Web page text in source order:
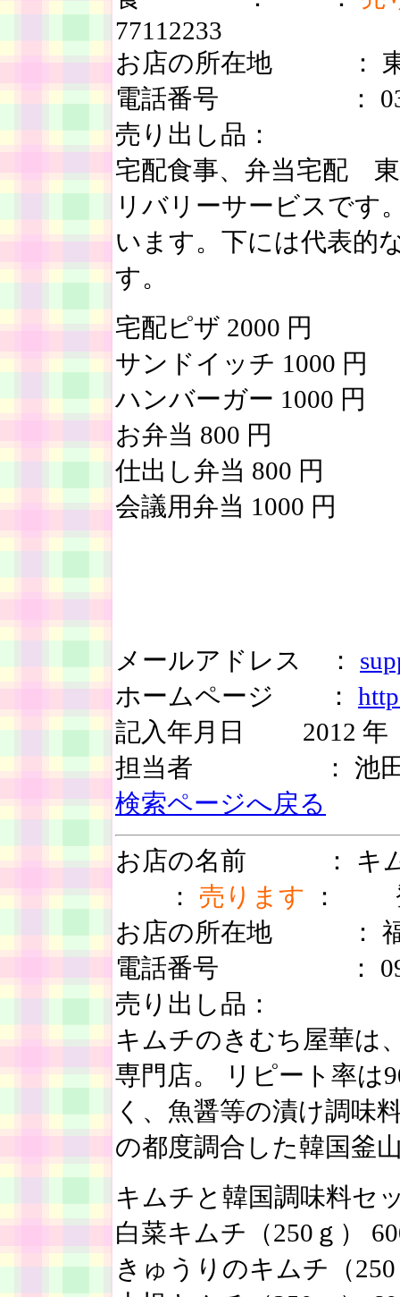
77112233
お店の所在地 ： 東
電話番号 ：
売り出し品：
宅配食事、弁当宅配
リバリーサービスです
います。下には代表的
す。
宅配ピザ 2000 円
サンドイッチ 1000 円
ハンバーガー 1000 円
お弁当 800 円
仕出し弁当 800 円
会議用弁当 1000 円
メールアドレス ：
ホームページ ：
記入年月日 2012
担当者 ： 池
検索ページへ戻る
お店の名前 ：
： 売ります ： 登
お店の所在地 ： 福
電話番号 ：
売り出し品：
キムチのきむち屋華は
専門店。 リピート率は
く、魚醤等の漬け調味
の都度調合した韓国釜
キムチと韓国調味料セ
白菜キムチ（250ｇ）
きゅうりのキムチ（